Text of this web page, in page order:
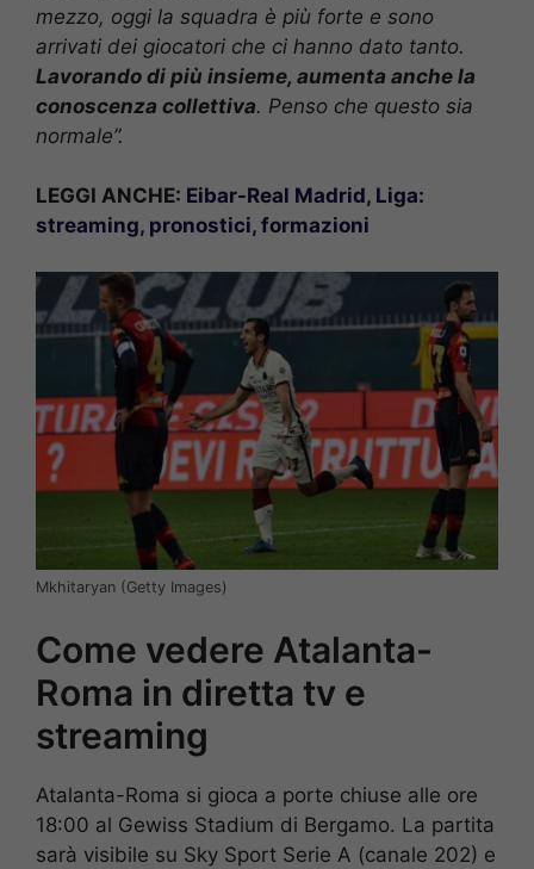
mezzo, oggi la squadra è più forte e sono
arrivati dei giocatori che ci hanno dato tanto.
Lavorando di più insieme, aumenta anche la
conoscenza collettiva. Penso che questo sia
normale”.
LEGGI ANCHE: Eibar-Real Madrid, Liga:
streaming, pronostici, formazioni
Mkhitaryan (Getty Images)
Come vedere Atalanta-
Roma in diretta tv e
streaming
Atalanta-Roma si gioca a porte chiuse alle ore
18:00 al Gewiss Stadium di Bergamo. La partita
sarà visibile su Sky Sport Serie A (canale 202) e